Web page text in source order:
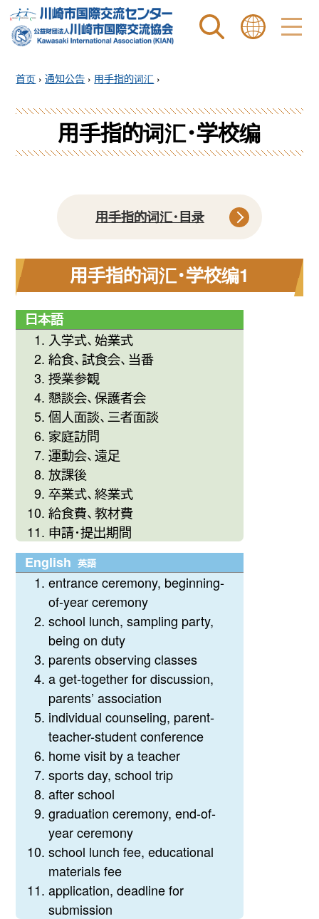
站内搜索 表示言
首页 › 通知公告 › 用手指的词汇 ›
用手指的词汇・学校编
用手指的词汇・目录
用手指的词汇・学校编1
日本語
入学式、始業式
給食、試食会、当番
授業参観
懇談会、保護者会
個人面談、三者面談
家庭訪問
運動会、遠足
放課後
卒業式、終業式
給食費、教材費
申請・提出期間
English 英語
entrance ceremony, beginning-
of-year ceremony
school lunch, sampling party,
being on duty
parents observing classes
a get-together for discussion,
parents’ association
individual counseling, parent-
teacher-student conference
home visit by a teacher
sports day, school trip
after school
graduation ceremony, end-of-
year ceremony
school lunch fee, educational
materials fee
application, deadline for
submission